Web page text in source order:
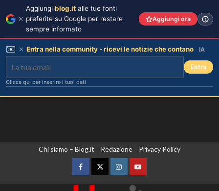
Chi siamo – Blog.it Redazione Privacy Policy
FacebookTwitterInstagramYouTube
Aggiungi blog.it alle tue fonti
preferite su Google per restare
sempre informato
Aggiungi ora
✉️ Entra nella community - ricevi le notizie che contano IA
Entra
Clicca qui per inserire i tuoi dati